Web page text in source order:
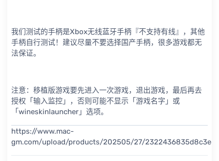
我们测试的手柄是Xbox无线蓝牙手柄『不支持有线』，其他
手柄自行测试！建议尽量不要选择国产手柄，很多游戏都无
法保证。
注意：移植版游戏要先进入一次游戏，退出游戏，最后再去
授权「输入监控」，否则可能不显示「游戏名字」或
「wineskinlauncher」选项。
https://www.mac-
gm.com/upload/products/202505/27/